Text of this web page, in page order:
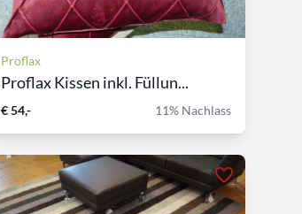
Proflax
Proflax Kissen inkl. Füllun...
€ 54,- 11% Nachlass